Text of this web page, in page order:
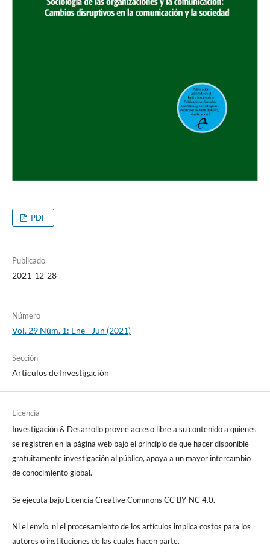
PDF
Publicado
2021-12-28
Número
Vol. 29 Núm. 1: Ene - Jun (2021)
Sección
Artículos de Investigación
Licencia
Investigación & Desarrollo provee acceso libre a su contenido a quienes
se registren en la página web bajo el principio de que hacer disponible
gratuitamente investigación al público, apoya a un mayor intercambio
de conocimiento global.
Se ejecuta bajo Licencia Creative Commons CC BY-NC 4.0.
Ni el envío, ni el procesamiento de los artículos implica costos para los
autores o instituciones de las cuales hacen parte.